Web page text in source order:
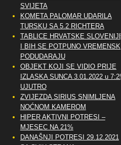
SVIJETA
KOMETA PALOMAR UDARILA
TURSKU SA 5.2 RICHTERA
TABLICE HRVATSKE SLOVENIJE
I BIH SE POTPUNO VREMENSKI
PODUDARAJU
OBJEKT KOJI SE VIDIO PRIJE
IZLASKA SUNCA 3.01.2022 u 7:25
UJUTRO
ZVIJEZDA SIRIUS SNIMLJENA
NOĆNOM KAMEROM
HIPER AKTIVNI POTRESI –
MJESEC NA 21%
DANAŠNJI POTRESI 29.12.2021